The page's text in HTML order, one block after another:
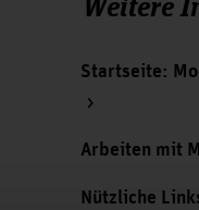
Startseite:
Arbeiten mit
Nützliche